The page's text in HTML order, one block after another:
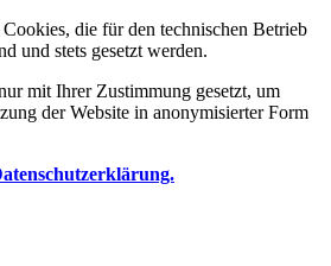
die für den technischen Betrieb
und stets gesetzt werden.
mit Ihrer Zustimmung gesetzt, um
der Website in anonymisierter Form